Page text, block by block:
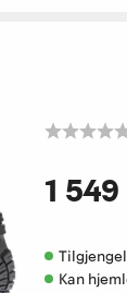
1 549
Kan